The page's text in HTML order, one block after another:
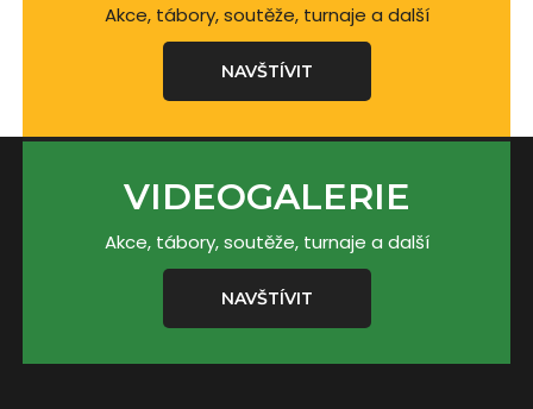
Akce, tábory, soutěže, turnaje a další
NAVŠTÍVIT
VIDEOGALERIE
Akce, tábory, soutěže, turnaje a další
NAVŠTÍVIT